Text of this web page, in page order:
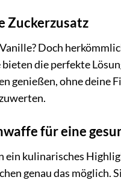
Zuckerzusatz
Doch
die perfekte
genießen, ohne deine
für eine
ein kulinarisches
genau das möglich.